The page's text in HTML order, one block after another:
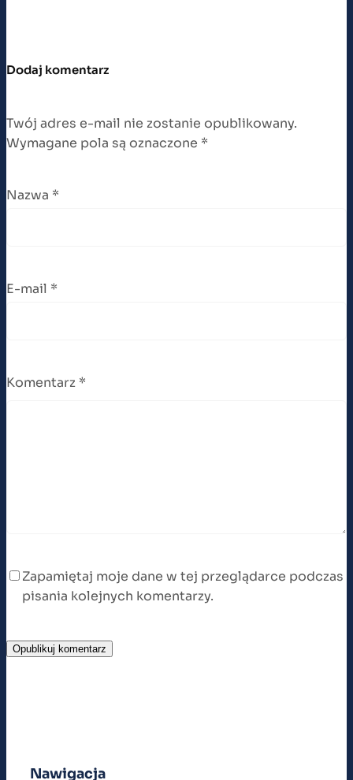
Dodaj komentarz
Twój adres e-mail nie zostanie opublikowany.
Wymagane pola są oznaczone *
Nazwa *
E-mail *
Komentarz *
Zapamiętaj moje dane w tej przeglądarce podczas
pisania kolejnych komentarzy.
Nawigacja